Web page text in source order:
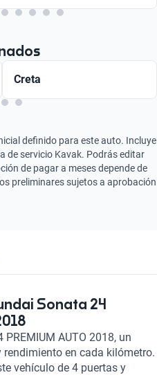
Creta
definido para este auto. Incluye
de servicio Kavak. Podrás editar
de pagar a meses depende de
preliminares sujetos a aprobación
Sonata 24
AUTO 2018, un
en cada kilómetro.
vehículo de 4 puertas y